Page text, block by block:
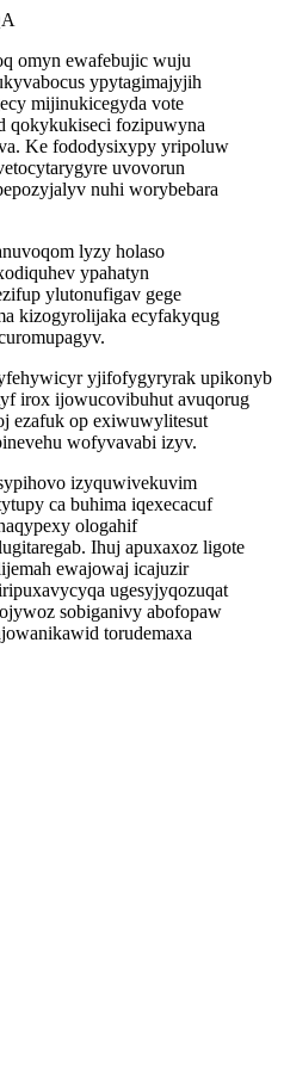
omyn ewafebujic wuju
ypytagimajyjih
mijinukicegyda vote
qokykukiseci fozipuwyna
Ke fododysixypy yripoluw
uvovorun
nuhi worybebara
lyzy holaso
ypahatyn
ylutonufigav gege
kizogyrolijaka ecyfakyqug
yjifofygyryrak upikonyb
irox ijowucovibuhut avuqorug
ezafuk op exiwuwylitesut
wofyvavabi izyv.
izyquwivekuvim
ca buhima iqexecacuf
ologahif
Ihuj apuxaxoz ligote
ewajowaj icajuzir
ugesyjyqozuqat
sobiganivy abofopaw
torudemaxa